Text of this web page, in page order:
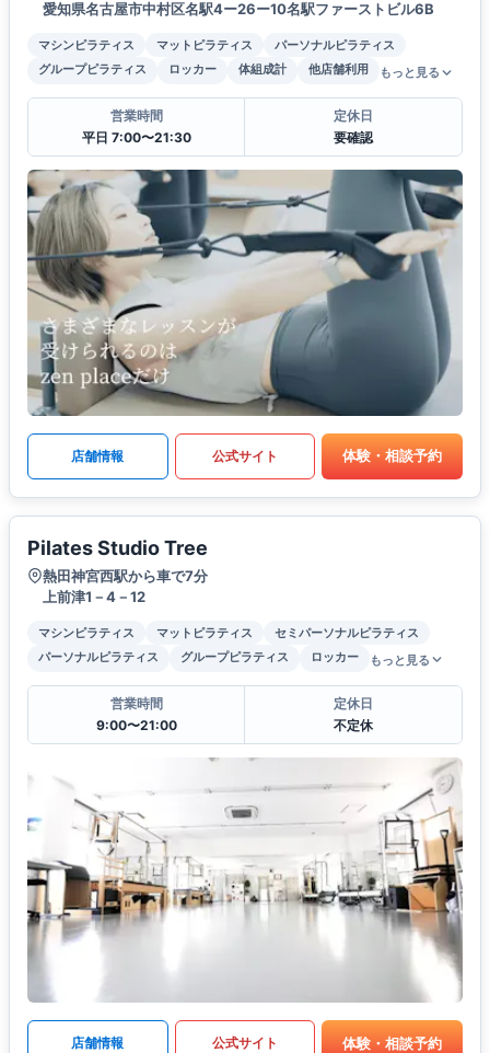
愛知県名古屋市中村区名駅4ー26ー10名駅ファーストビル6B
マシンピラティス マットピラティス
パーソナルピラティス
グループピラティス
ロッカー 体組成計 他店舗利用 もっと見る
営業時間
平日 7:00〜21:30
定休日
要確認
店舗情報 公式サイト 体験・相談予約
Pilates Studio Tree
熱田神宮西駅から車で7分
上前津1－4－12
マシンピラティス マットピラティス
セミパーソナルピラティス
パーソナルピラティス
グループピラティス ロッカー もっと見る
営業時間
9:00〜21:00
定休日
不定休
店舗情報 公式サイト 体験・相談予約